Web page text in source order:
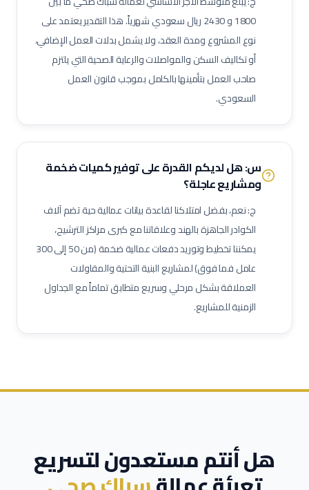
لحام ميج (MIG Welder)
مفتش اختبارات غير إتلافية (NDT)
مشرف أعمال سكلات / داربسين
مشرف أعمال عزل صناعي
مشرف أعمال دهان صناعي
فني رش رملي ودهان
مفتش طلاء وعزل
فني صيانة أثناء الإيقاف (Shutdown)
فني توربينات
فني معدات دوارة
مشغل عمليات إنتاج
منسق تصاريح عمل
مشرف إنتاج
مشرف صيانة (نفط وغاز)
مهندس أنابيب
مهندس ميكانيك (نفط وغاز)
مهندس كهرباء (نفط وغاز)
مهندس أجهزة دقيقة
فني صمامات
مشغل اختبارات أحمال
فني وصول بالحبال (Rope Access)
مهندس تشغيل وتدشين
كبير مهندسين بحريين
بحار مؤهل
مدير مشاريع
مهندس موقع
مسؤول سلامة وصحة مهنية
حاسب كميات
طاهي / شيف محترف
مقدم طعام / ويتر
مشرف خدمات غرف
عامل نظافة تجارية عامل تعبئة وتغليف
1800و2430ريال سعودي شهرياً. هذا التقدير يعتمد على
نوع المشروع ومدة العقد، ولا يشمل بدلات العمل الإضافي،
أو تكاليف السكن والمواصلات والرعاية الصحية التي يلتزم
صاحب العمل بتأمينها بالكامل بموجب قانون العمل
السعودي.
س: هل لديكم القدرة على توفير كميات ضخمة
ومشاريع عاجلة؟
ج: نعم، بفضل امتلاكنا لقاعدة بيانات عمالية حية تضم آلاف
الكوادر الجاهزة بالهند وعلاقاتنا مع كبرى مراكز الترشيح،
يمكننا تخطيط وتوريد دفعات عمالية ضخمة (من 50 إلى 300
عامل فما فوق) لمشاريع البنية التحتية والمقاولات
العملاقة بشكل مرحلي وسريع متطابق تماماً مع الجداول
الزمنية للمشاريع.
هل أنتم مستعدون لتسريع